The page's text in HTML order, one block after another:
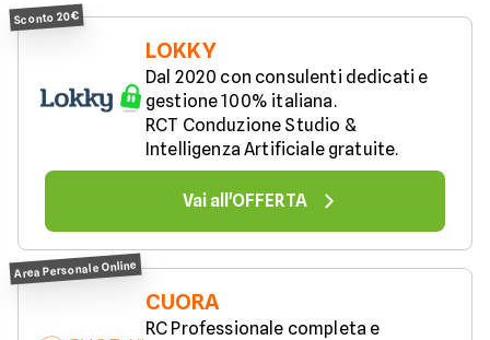
LOKKY
Dal 2020 con consulenti dedicati e
gestione 100% italiana.
RCT Conduzione Studio &
Intelligenza Artificiale gratuite.
Vai all'OFFERTA
Sconto 20€
CUORA
RC Professionale completa e
Area Personale Online